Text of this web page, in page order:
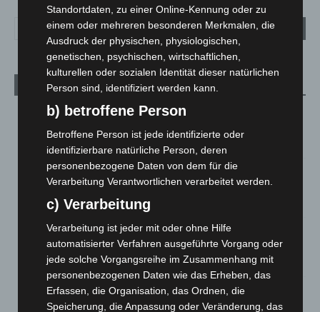
Aktuelle Beiträge
Niedersachsen: Feuerwehrkräfte kehren nach
Hannover: Erste Tigermücken-Population in Niedersachsen
entdeckt
7. August 2026
Brand im „Haus der Begegnung“ in Neuwarmbüchen schnell
eingedämmt
6. August 2026
Region Hannover: 21 neue Notfallsanitäter starten beim
Roten Kreuz
Standortdaten, zu einer Online-Kennung oder zu
einem oder mehreren besonderen Merkmalen, die
Ausdruck der physischen, physiologischen,
genetischen, psychischen, wirtschaftlichen,
kulturellen oder sozialen Identität dieser natürlichen
Person sind, identifiziert werden kann.
b) betroffene Person
Betroffene Person ist jede identifizierte oder
identifizierbare natürliche Person, deren
personenbezogene Daten von dem für die
Verarbeitung Verantwortlichen verarbeitet werden.
c) Verarbeitung
Verarbeitung ist jeder mit oder ohne Hilfe
automatisierter Verfahren ausgeführte Vorgang oder
jede solche Vorgangsreihe im Zusammenhang mit
personenbezogenen Daten wie das Erheben, das
Erfassen, die Organisation, das Ordnen, die
Speicherung, die Anpassung oder Veränderung, das